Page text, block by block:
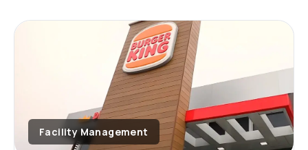
Facility Management